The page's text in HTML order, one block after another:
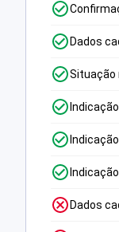
Dados
Situação
Dados